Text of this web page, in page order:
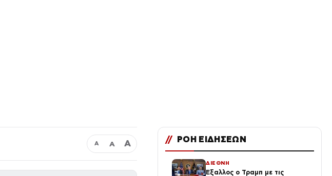
Α Α Α // ΡΟΗ ΕΙΔΗΣΕΩΝ
ΔΙΕΘΝΗ
Έξαλλος ο Τραμπ με τις